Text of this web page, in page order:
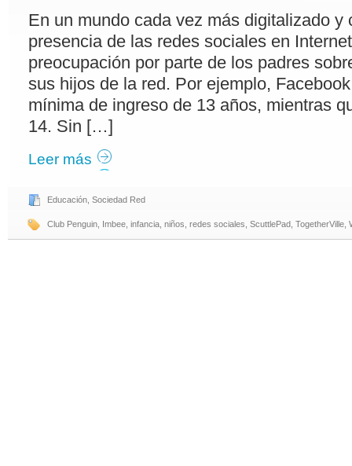
En un mundo cada vez más digitalizado y
presencia de las redes sociales en
preocupación por parte de los padres
sus hijos de la red. Por ejemplo,
mínima de ingreso de 13 años, mientras
14. Sin […]
Leer más
Educación Sociedad Red
Club Penguin Imbee infancia niños redes sociales ScuttlePad TogetherVille